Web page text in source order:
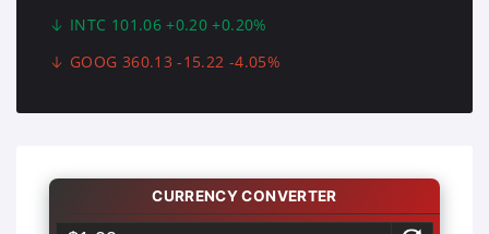
INTC 101.06 +0.20 +0.20%
GOOG 360.13 -15.22 -4.05%